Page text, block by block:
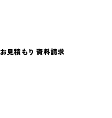
お見積もり 資料請求